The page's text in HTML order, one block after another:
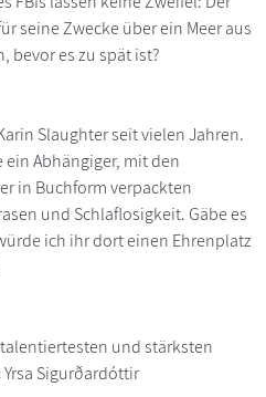
seine Zwecke über ein Meer aus
bevor es zu spät ist?
Slaughter seit vielen Jahren.
ein Abhängiger, mit den
in Buchform verpackten
und Schlaflosigkeit. Gäbe es
ich ihr dort einen Ehrenplatz
und stärksten
Sigurðardóttir